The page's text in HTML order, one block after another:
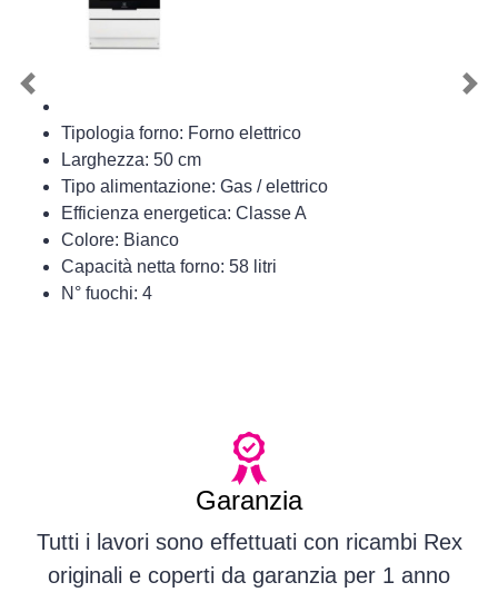
Tipologia forno: Forno elettrico
Larghezza: 50 cm
Tipo alimentazione: Gas / elettrico
Efficienza energetica: Classe A
Colore: Bianco
Capacità netta forno: 58 litri
N° fuochi: 4
Previous
Garanzia
Tutti i lavori sono effettuati con ricambi Rex
originali e coperti da garanzia per 1 anno